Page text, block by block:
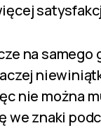
na samego
nie można
we znaki